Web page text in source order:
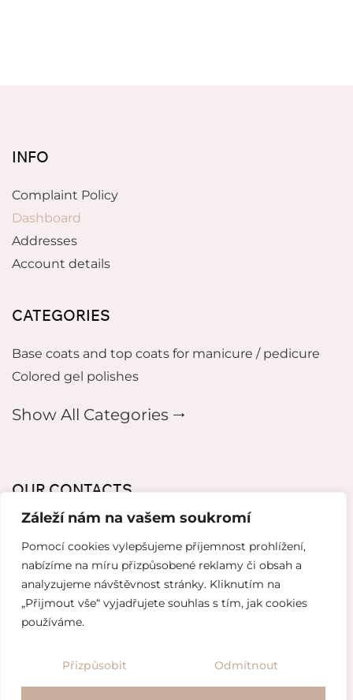
Záleží nám na vašem soukromí
Pomocí cookies vylepšujeme příjemnost prohlížení,
nabízíme na míru přizpůsobené reklamy či obsah a
analyzujeme návštěvnost stránky. Kliknutím na
„Přijmout vše“ vyjadřujete souhlas s tím, jak cookies
používáme.
Přizpůsobit Odmítnout
INFO
Complaint Policy
Dashboard
Addresses
Account details
CATEGORIES
Base coats and top coats for manicure / pedicure
Colored gel polishes
Show All Categories 🠂
OUR CONTACTS
mikeladzebeauty@gmail.com
+420 776 627 318
Prague 8, 18600, Thámova 221/9